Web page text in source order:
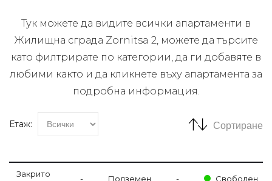
Тук можете да видите всички апартаменти в
Жилищна сграда Zornitsa 2, можете да търсите
като филтрирате по категории, да ги добавяте в
любими както и да кликнете въху апартамента за
подробна информация.
Етаж: Сортиране
Закрито
- Подземен - Свободен